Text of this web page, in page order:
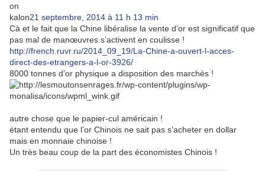
kalon21 septembre, 2014 à 11 h 13 min
Cà et le fait que la Chine libéralise la vente d’or est significatif que
pas mal de manœuvres s’activent en coulisse !
http://french.ruvr.ru/2014_09_19/La-Chine-a-ouvert-l-acces-
direct-des-etrangers-a-l-or-3926/
8000 tonnes d’or physique a disposition des marchés !
autre chose que le papier-cul américain !
étant entendu que l’or Chinois ne sait pas s’acheter en dollar
mais en monnaie chinoise !
Un très beau coup de la part des économistes Chinois !